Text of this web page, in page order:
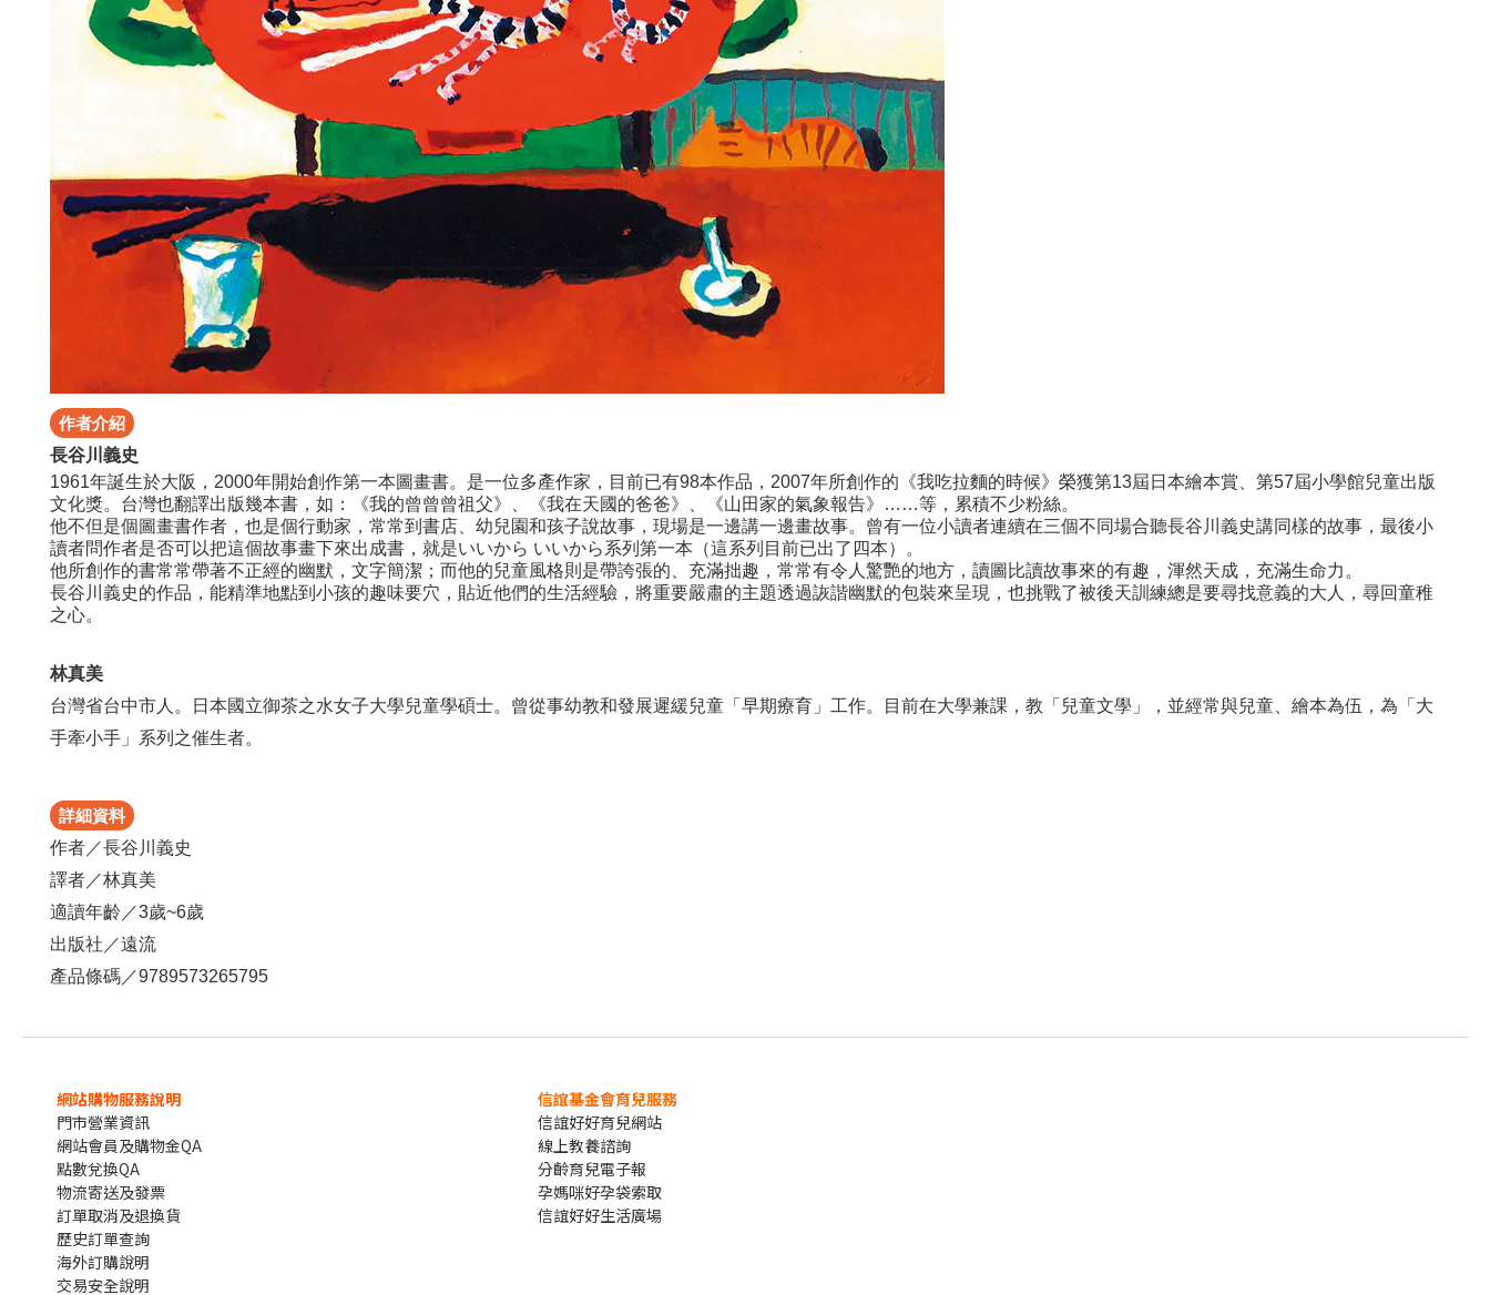
作者介紹
長谷川義史
1961年誕生於大阪，2000年開始創作第一本圖畫書。是一位多產作家，目前已有98本作品，2007年所創作的《我吃拉麵的時候》榮獲第13屆日本繪本賞、第57屆小學館兒童出版
文化獎。台灣也翻譯出版幾本書，如：《我的曾曾曾祖父》、《我在天國的爸爸》、《山田家的氣象報告》……等，累積不少粉絲。
他不但是個圖畫書作者，也是個行動家，常常到書店、幼兒園和孩子說故事，現場是一邊講一邊畫故事。曾有一位小讀者連續在三個不同場合聽長谷川義史講同樣的故事，最後小
讀者問作者是否可以把這個故事畫下來出成書，就是いいから いいから系列第一本（這系列目前已出了四本）。
他所創作的書常常帶著不正經的幽默，文字簡潔；而他的兒童風格則是帶誇張的、充滿拙趣，常常有令人驚艷的地方，讀圖比讀故事來的有趣，渾然天成，充滿生命力。
長谷川義史的作品，能精準地點到小孩的趣味要穴，貼近他們的生活經驗，將重要嚴肅的主題透過詼諧幽默的包裝來呈現，也挑戰了被後天訓練總是要尋找意義的大人，尋回童稚
之心。
林真美
台灣省台中市人。日本國立御茶之水女子大學兒童學碩士。曾從事幼教和發展遲緩兒童「早期療育」工作。目前在大學兼課，教「兒童文學」，並經常與兒童、繪本為伍，為「大
手牽小手」系列之催生者。
詳細資料
作者／長谷川義史
譯者／林真美
適讀年齡／3歲~6歲
出版社／遠流
產品條碼／9789573265795
網站購物服務說明
門市營業資訊
網站會員及購物金QA
點數兌換QA
物流寄送及發票
訂單取消及退換貨
歷史訂單查詢
海外訂購說明
交易安全說明
信誼基金會育兒服務
信誼好好育兒網站
線上教養諮詢
分齡育兒電子報
孕媽咪好孕袋索取
信誼好好生活廣場